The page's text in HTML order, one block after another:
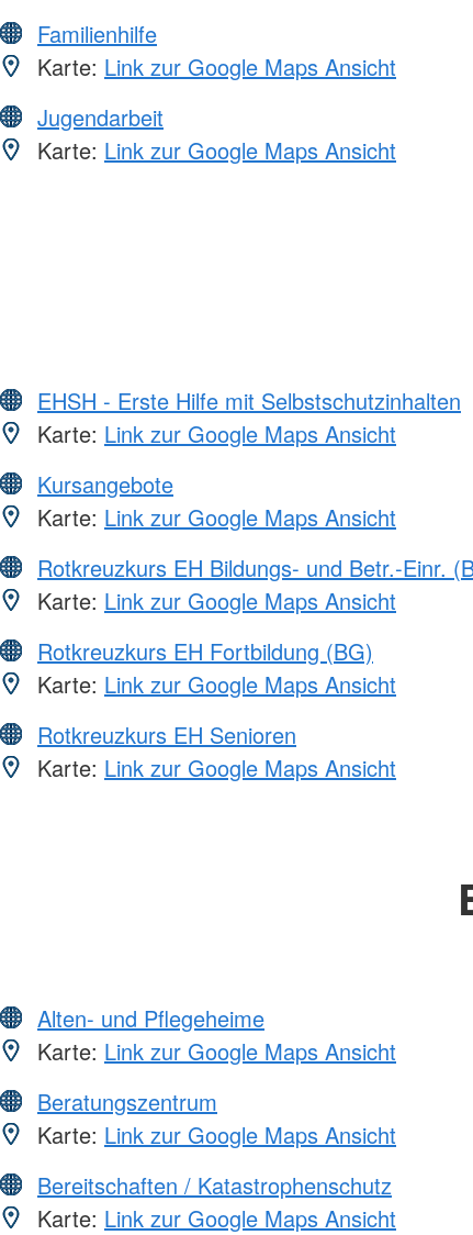
Familienhilfe
Karte: Link zur Google Maps Ansicht
Jugendarbeit
Karte: Link zur Google Maps Ansicht
EHSH - Erste Hilfe mit Selbstschutzinhalten
Karte: Link zur Google Maps Ansicht
Kursangebote
Karte: Link zur Google Maps Ansicht
Rotkreuzkurs EH Bildungs- und Betr.-Einr.
Karte: Link zur Google Maps Ansicht
Rotkreuzkurs EH Fortbildung (BG)
Karte: Link zur Google Maps Ansicht
Rotkreuzkurs EH Senioren
Karte: Link zur Google Maps Ansicht
Alten- und Pflegeheime
Karte: Link zur Google Maps Ansicht
Beratungszentrum
Karte: Link zur Google Maps Ansicht
Bereitschaften / Katastrophenschutz
Karte: Link zur Google Maps Ansicht